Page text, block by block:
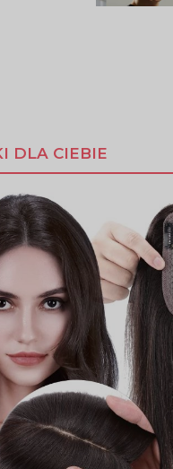
DLA CIEBIE